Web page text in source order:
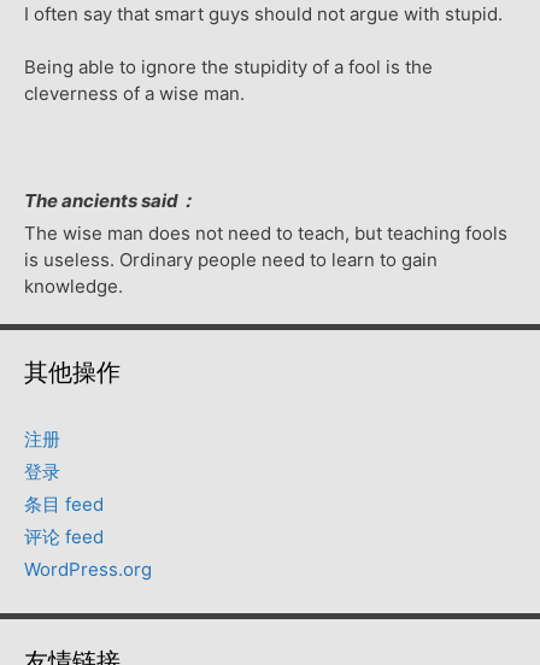
I often say that smart guys should not argue with stupid.
Being able to ignore the stupidity of a fool is the
cleverness of a wise man.
The ancients said：
The wise man does not need to teach, but teaching fools
is useless. Ordinary people need to learn to gain
knowledge.
其他操作
注册
登录
条目 feed
评论 feed
WordPress.org